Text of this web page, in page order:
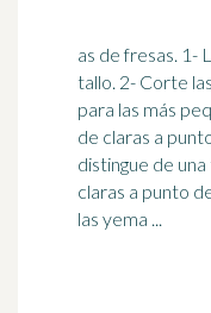
as de fresas. 1- Lave las fresas y quíteles el
tallo. 2- Corte las fresas en cuatro o en dos
para las más
de claras a
distingue de
claras a punto de nieve. 1-
las yema ...